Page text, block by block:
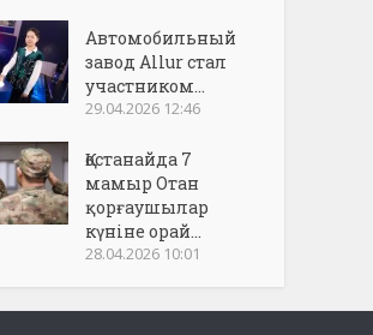
Автомобильный
завод Allur стал
участником...
29.04.2026 12:46
Қостанайда 7
мамыр Отан
қорғаушылар
күніне орай...
28.04.2026 10:01